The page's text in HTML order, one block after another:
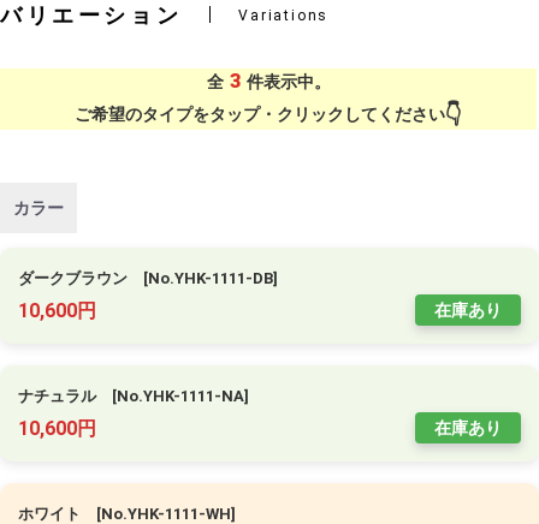
バリエーション Variations
全 3 件表示中。
ご希望のタイプをタップ・クリックしてください
カラー
ダークブラウン [No.YHK-1111-DB]
10,600円 在庫あり
ナチュラル [No.YHK-1111-NA]
10,600円 在庫あり
ホワイト [No.YHK-1111-WH]